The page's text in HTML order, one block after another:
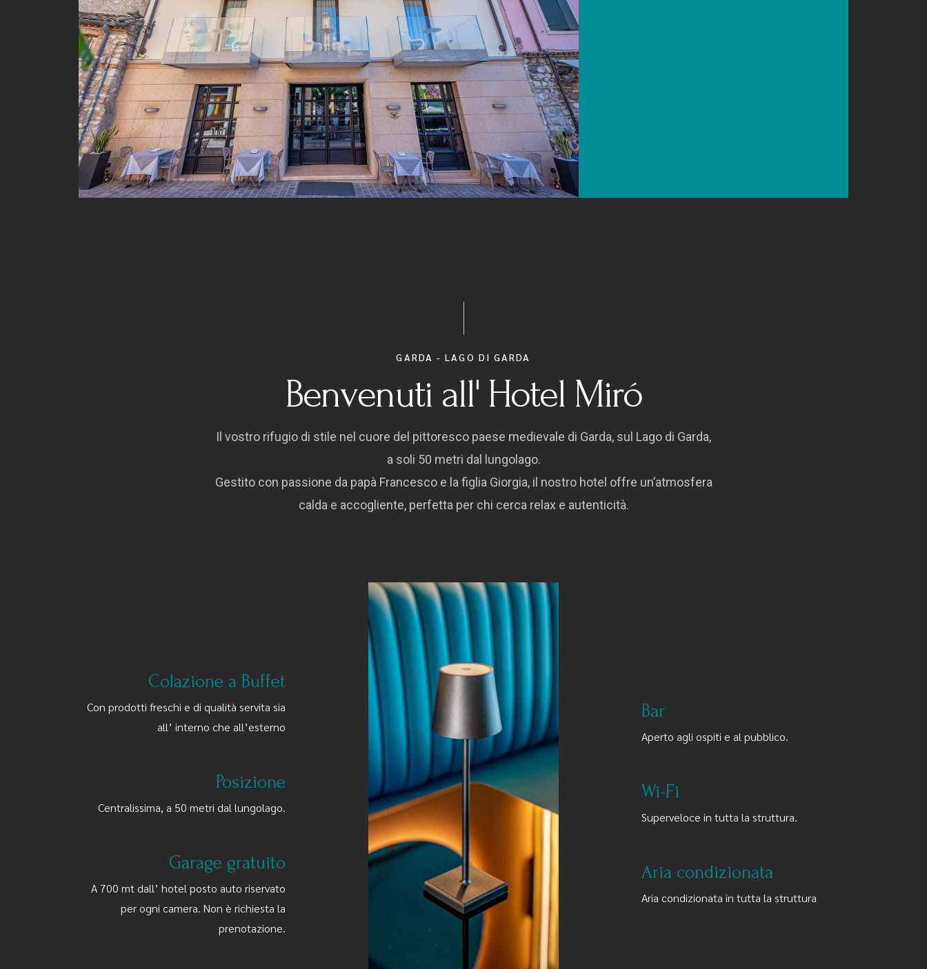
Un'atmosfera accogliente
GARDA - LAGO DI GARDA
Benvenuti all' Hotel Miró
Il vostro rifugio di stile nel cuore del pittoresco paese medievale di Garda, sul Lago di Garda,
a soli 50 metri dal lungolago.
Gestito con passione da papà Francesco e la figlia Giorgia, il nostro hotel offre un’atmosfera
calda e accogliente, perfetta per chi cerca relax e autenticità.
Colazione a Buffet
Con prodotti freschi e di qualità servita sia
all’ interno che all’esterno
Posizione
Centralissima, a 50 metri dal lungolago.
Garage gratuito
A 700 mt dall’ hotel posto auto riservato
per ogni camera. Non è richiesta la
prenotazione.
Bar
Aperto agli ospiti e al pubblico.
Wi-Fi
Superveloce in tutta la struttura.
Aria condizionata
Aria condizionata in tutta la struttura